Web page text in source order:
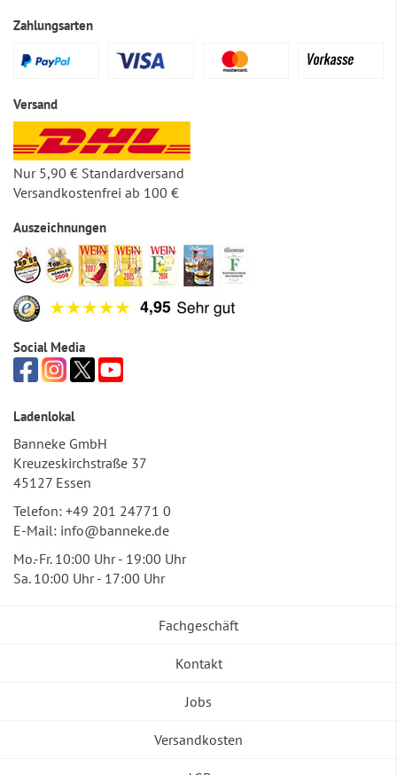
Zahlungsarten
Versand
Nur 5,90 € Standardversand
Versandkostenfrei ab 100 €
Auszeichnungen
Social Media
Ladenlokal
Banneke GmbH
Kreuzeskirchstraße 37
45127 Essen
Telefon: +49 201 24771 0
E-Mail: info@banneke.de
Mo.-Fr. 10:00 Uhr - 19:00 Uhr
Sa. 10:00 Uhr - 17:00 Uhr
Fachgeschäft
Kontakt
Jobs
Versandkosten